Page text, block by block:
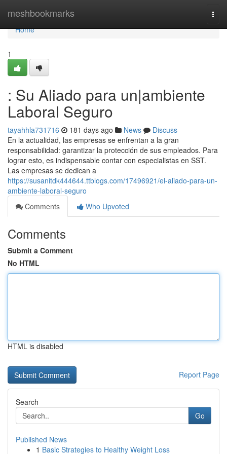
meshbookmarks
Home
Home
1
: Su Aliado para un|ambiente
Laboral Seguro
tayahhla731716 181 days ago News
Discuss
En la actualidad, las empresas se enfrentan a la gran
responsabilidad: garantizar la protección de sus empleados. Para
lograr esto, es indispensable contar con especialistas en SST.
Las empresas se dedican a
https://susanitdk444644.ttblogs.com/17496921/el-aliado-para-un-
ambiente-laboral-seguro
Comments
Who Upvoted
Comments
Submit a Comment
No HTML
HTML is disabled
Report Page
Search
Go
Published News
1 Basic Strategies to Healthy Weight Loss